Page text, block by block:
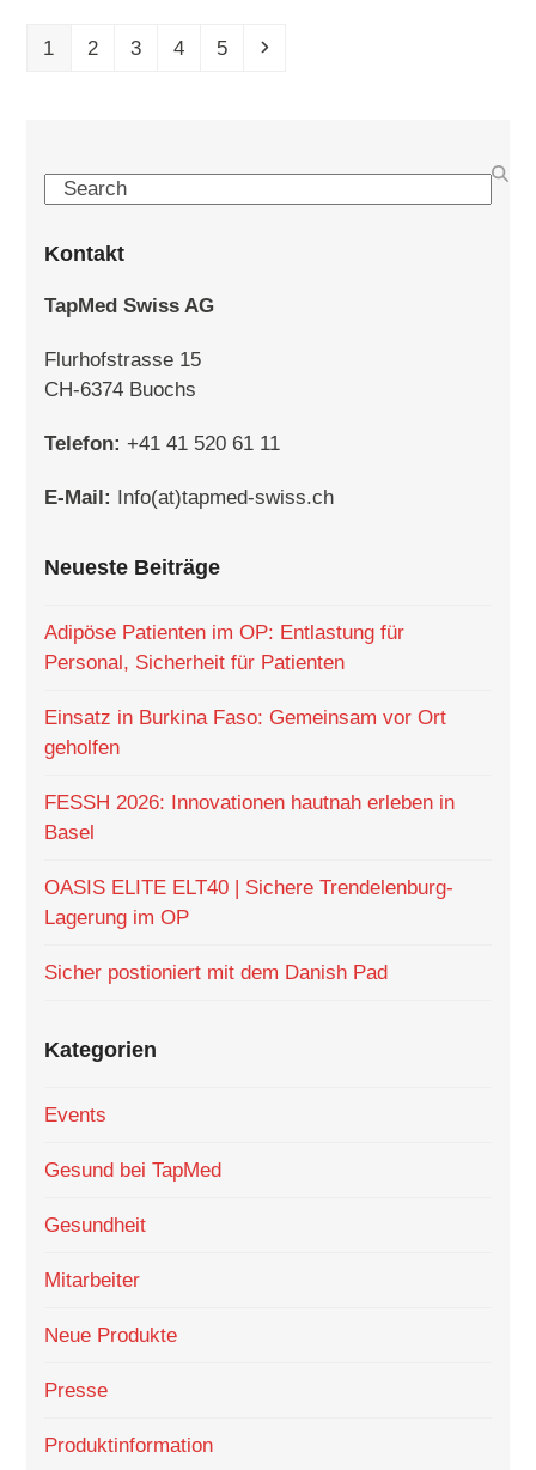
Page
1 Page
2 Page
3 Page
4 Page
5 Next
Search
Kontakt
TapMed Swiss AG
Flurhofstrasse 15
CH-6374 Buochs
Telefon: +41 41 520 61 11
E-Mail: Info(at)tapmed-swiss.ch
Neueste Beiträge
Adipöse Patienten im OP: Entlastung für
Personal, Sicherheit für Patienten
Einsatz in Burkina Faso: Gemeinsam vor Ort
geholfen
FESSH 2026: Innovationen hautnah erleben in
Basel
OASIS ELITE ELT40 | Sichere Trendelenburg-
Lagerung im OP
Sicher postioniert mit dem Danish Pad
Kategorien
Events
Gesund bei TapMed
Gesundheit
Mitarbeiter
Neue Produkte
Presse
Produktinformation